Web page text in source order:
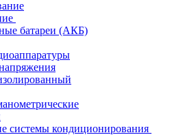
батареи (АКБ)
системы кондиционирования